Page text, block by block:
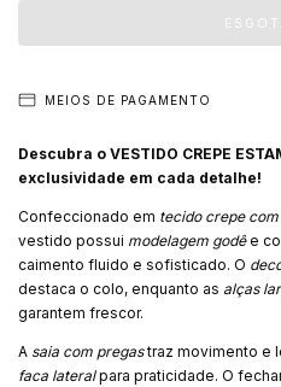
MEIOS DE PAGAMENTO
Descubra o VESTIDO CREPE
exclusividade em cada detalhe!
Confeccionado em tecido crepe
vestido possui modelagem godêe
caimento fluido e sofisticado. O
destaca o colo, enquanto as alças
garantem frescor.
A saia com pregastraz movimento e
faca lateralpara praticidade. O